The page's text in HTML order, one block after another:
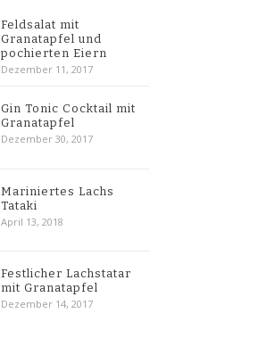
Feldsalat mit
Granatapfel und
pochierten Eiern
Dezember 11, 2017
Gin Tonic Cocktail mit
Granatapfel
Dezember 30, 2017
Mariniertes Lachs
Tataki
April 13, 2018
Festlicher Lachstatar
mit Granatapfel
Dezember 14, 2017